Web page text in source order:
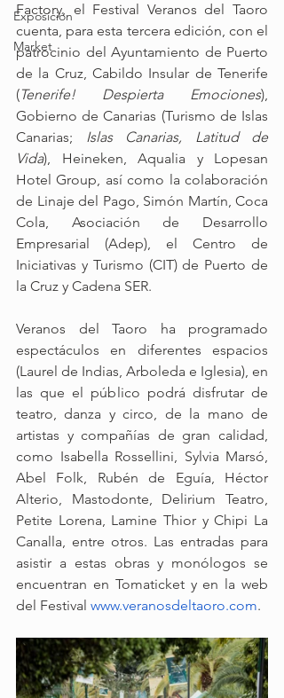
Exposición
Market
Factory, el Festival Veranos del Taoro
cuenta, para esta tercera edición, con el
patrocinio del Ayuntamiento de Puerto
de la Cruz, Cabildo Insular de Tenerife
(Tenerife! Despierta Emociones),
Gobierno de Canarias (Turismo de Islas
Canarias; Islas Canarias, Latitud de
Vida), Heineken, Aqualia y Lopesan
Hotel Group, así como la colaboración
de Linaje del Pago, Simón Martín, Coca
Cola, Asociación de Desarrollo
Empresarial (Adep), el Centro de
Iniciativas y Turismo (CIT) de Puerto de
la Cruz y Cadena SER.
Veranos del Taoro ha programado
espectáculos en diferentes espacios
(Laurel de Indias, Arboleda e Iglesia), en
las que el público podrá disfrutar de
teatro, danza y circo, de la mano de
artistas y compañías de gran calidad,
como Isabella Rossellini, Sylvia Marsó,
Abel Folk, Rubén de Eguía, Héctor
Alterio, Mastodonte, Delirium Teatro,
Petite Lorena, Lamine Thior y Chipi La
Canalla, entre otros. Las entradas para
asistir a estas obras y monólogos se
encuentran en Tomaticket y en la web
del Festival www.veranosdeltaoro.com.